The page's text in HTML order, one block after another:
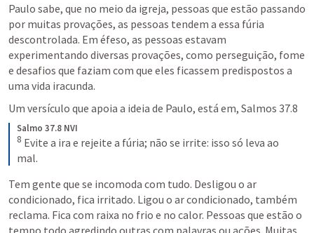
Paulo sabe, que no meio da igreja, pessoas que estão passando
por muitas provações, as pessoas tendem a essa fúria
descontrolada. Em éfeso, as pessoas estavam
experimentando diversas provações, como perseguição, fome
e desafios que faziam com que eles ficassem predispostos a
uma vida iracunda.
Um versículo que apoia a ideia de Paulo, está em, Salmos 37.8
Salmo 37.8 NVI
8 Evite a ira e rejeite a fúria; não se irrite: isso só leva ao
mal.
Tem gente que se incomoda com tudo. Desligou o ar
condicionado, fica irritado. Ligou o ar condicionado, também
reclama. Fica com raixa no frio e no calor. Pessoas que estão o
tempo todo agredindo outras com palavras ou ações. Muitas